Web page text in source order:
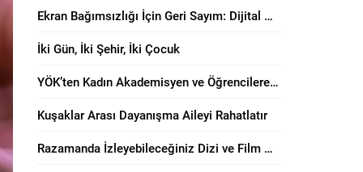
Ekran Bağımsızlığı İçin Geri Sayım: Dijital Anafor Zirvesi Başlıyor!
İki Gün, İki Şehir, İki Çocuk
YÖK’ten Kadın Akademisyen ve Öğrencilere “Anne Dostu” Karar!
Kuşaklar Arası Dayanışma Aileyi Rahatlatır
Razamanda İzleyebileceğiniz Dizi ve Film Önerileri!